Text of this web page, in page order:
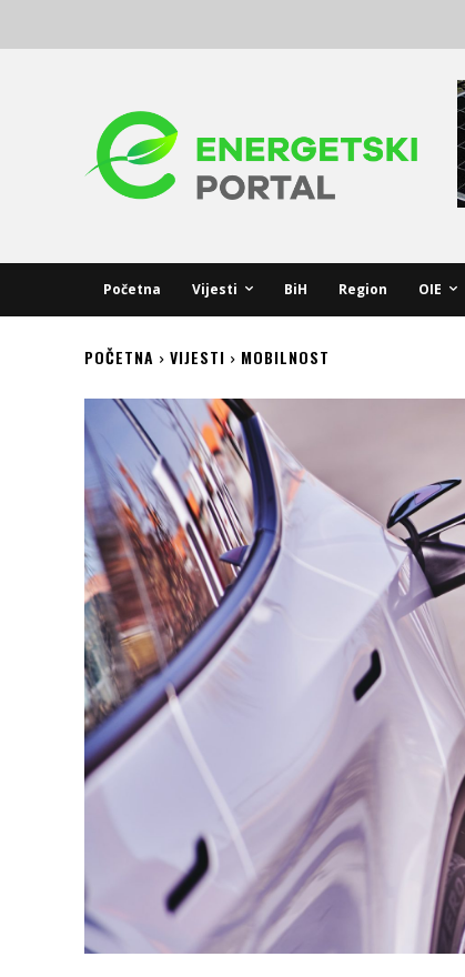
Početna Vijesti BiH Region OIE
POČETNA VIJESTI MOBILNOST